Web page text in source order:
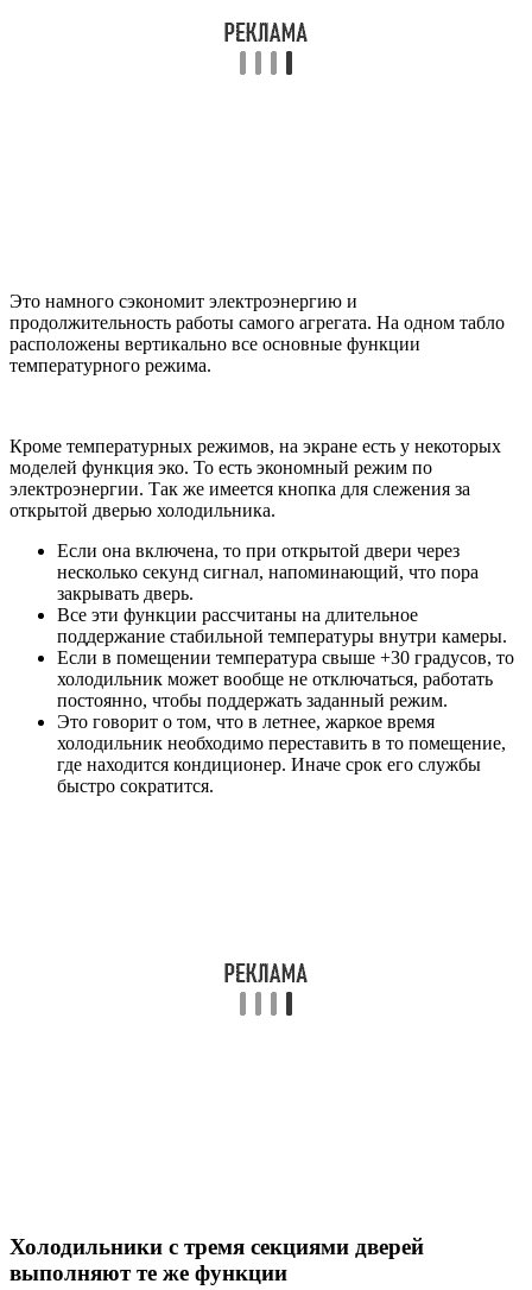
Это намного сэкономит электроэнергию и
продолжительность работы самого агрегата. На одном табло
расположены вертикально все основные функции
температурного режима.
Кроме температурных режимов, на экране есть у некоторых
моделей функция эко. То есть экономный режим по
электроэнергии. Так же имеется кнопка для слежения за
открытой дверью холодильника.
Если она включена, то при открытой двери через
несколько секунд сигнал, напоминающий, что пора
закрывать дверь.
Все эти функции рассчитаны на длительное
поддержание стабильной температуры внутри камеры.
Если в помещении температура свыше +30 градусов, то
холодильник может вообще не отключаться, работать
постоянно, чтобы поддержать заданный режим.
Это говорит о том, что в летнее, жаркое время
холодильник необходимо переставить в то помещение,
где находится кондиционер. Иначе срок его службы
быстро сократится.
Холодильники с тремя секциями дверей
выполняют те же функции